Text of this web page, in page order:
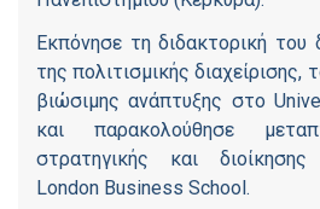
Εκπόνησε τη διδακτορική του
της πολιτισμικής διαχείρισης,
βιώσιμης ανάπτυξης στο
και παρακολούθησε
στρατηγικής και
London Business School.